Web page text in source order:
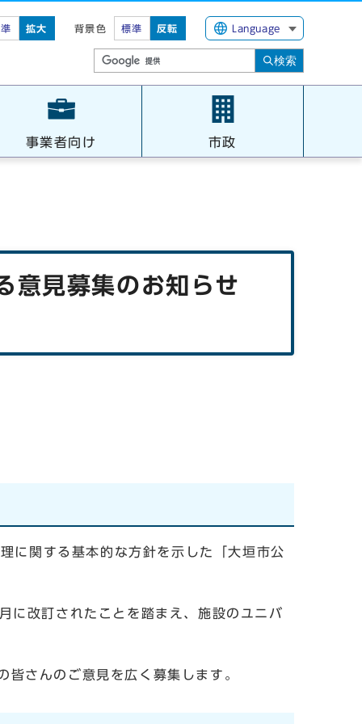
拡大 背景色 標準 反転 Language
検索
事業者向け 市政
意見募集のお知らせ
関する基本的な方針を示した「大垣市公
改訂されたことを踏まえ、施設のユニバ
さんのご意見を広く募集します。